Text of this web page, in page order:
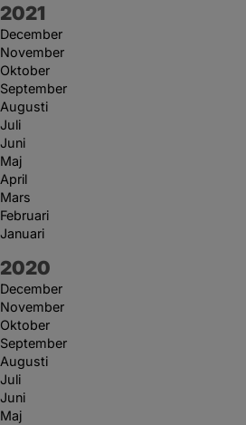
År:
2021
December
November
Oktober
September
Augusti
Juli
Juni
Maj
April
Mars
Februari
Januari
År:
2020
December
November
Oktober
September
Augusti
Juli
Juni
Maj